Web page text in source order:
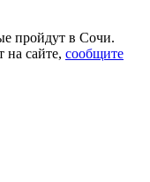
пройдут в Сочи.
на сайте, сообщите